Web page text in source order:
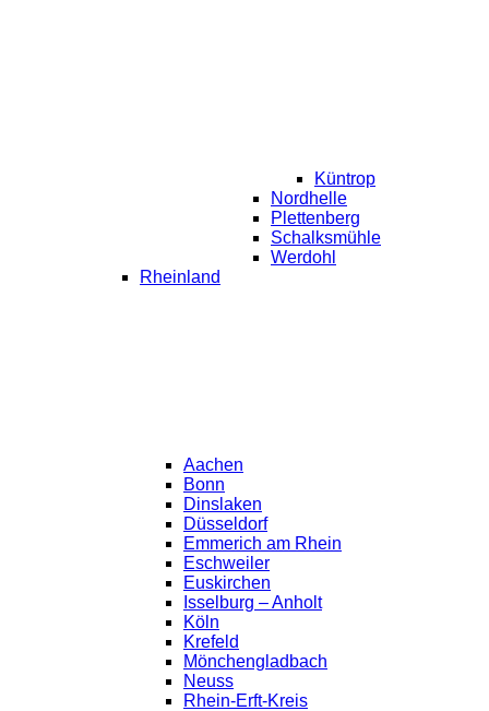
Küntrop
Nordhelle
Plettenberg
Schalksmühle
Werdohl
Rheinland
Aachen
Bonn
Dinslaken
Düsseldorf
Emmerich am Rhein
Eschweiler
Euskirchen
Isselburg – Anholt
Köln
Krefeld
Mönchengladbach
Neuss
Rhein-Erft-Kreis